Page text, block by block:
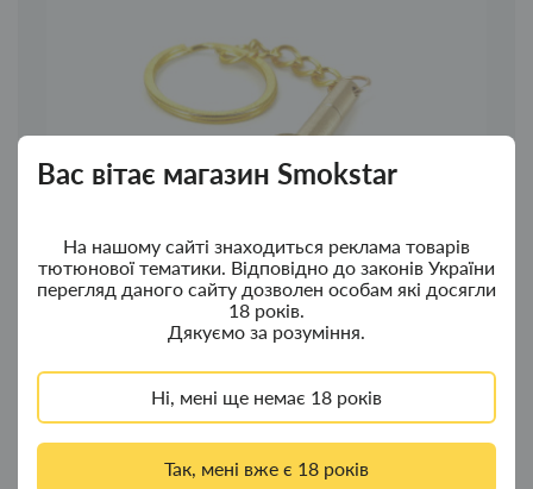
Вас вітає магазин Smokstar
На нашому сайті знаходиться реклама товарів
тютюнової тематики. Відповідно до законів України
перегляд даного сайту дозволен особам які досягли
18 років.
Дякуємо за розуміння.
Ні, мені ще немає 18 років
Так, мені вже є 18 років
Голка для чищення наперстка "булава з гербом"
150.00грн.